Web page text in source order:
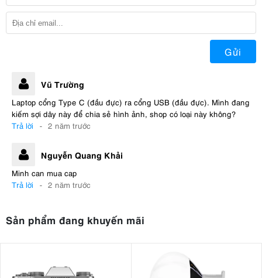
Gửi
Vũ Trường
Laptop cổng Type C (đầu đực) ra cổng USB (đầu đực). Mình đang
kiếm sợi dây này để chia sẻ hình ảnh, shop có loại này không?
Trả lời
- 2 năm trước
Nguyễn Quang Khải
Minh can mua cap
Trả lời
- 2 năm trước
Sản phẩm đang khuyến mãi